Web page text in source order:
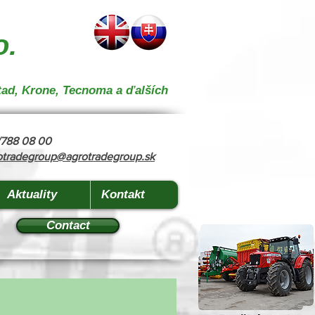
Krone, Tecnoma a ďalších
08 00
Aktuality Kontakt
Contact